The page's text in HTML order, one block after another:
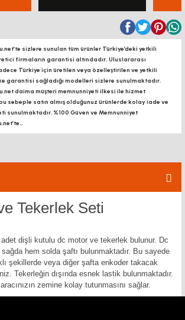
sizlere sunulan tüm ürünler Türkiye’deki yetkili
firmaların garantisi altındadır, Uluslararası
Türkiye için üretilen veya özelleştirilen ve yetkili
garantisi sağladığı modelleri sizlere sunulmaktadır.
daima müşteri memnunniyeti ilkesi ile hizmet
sebeple satın almış olduğunuz ürünlerde kolay iade ve
sunulmaktadır. %100 Güven ve Memnunniyet
Tekerlek Seti
dişli kutulu dc motor ve tekerlek bulunur. Dc
hem solda şaftı bulunmaktadır. Bu sayede
şekillerde veya diğer şafta enkoder takacak
Tekerleğin dışında esnek lastik bulunmaktadır.
zemine kolay tutunmasını sağlar.